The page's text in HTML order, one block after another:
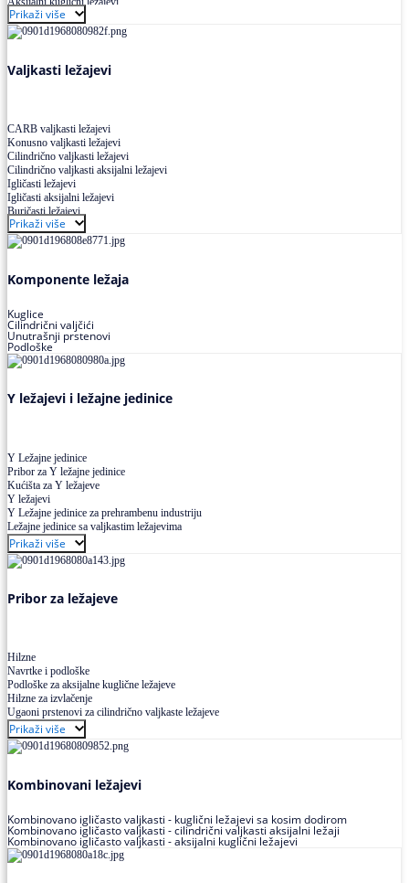
Kuglični ležajevi od nerđajućeg čelika
Prikaži više
Valjkasti ležajevi
CARB valjkasti ležajevi
Konusno valjkasti ležajevi
Cilindrično valjkasti ležajevi
Cilindrično valjkasti aksijalni ležajevi
Igličasti ležajevi
Igličasti aksijalni ležajevi
Buričasti ležajevi
Buričasti zaptiveni ležajevi
Buričasti aksijalni ležajevi
Prikaži više
Komponente ležaja
Kuglice
Cilindrični valjčići
Unutrašnji prstenovi
Podloške
Y ležajevi i ležajne jedinice
Y Ležajne jedinice
Pribor za Y ležajne jedinice
Kućišta za Y ležajeve
Y ležajevi
Y Ležajne jedinice za prehrambenu industriju
Ležajne jedinice sa valjkastim ležajevima
Prikaži više
Pribor za ležajeve
Hilzne
Navrtke i podloške
Podloške za aksijalne kuglične ležajeve
Hilzne za izvlačenje
Ugaoni prstenovi za cilindrično valjkaste ležajeve
Prikaži više
Kombinovani ležajevi
Kombinovano igličasto valjkasti - kuglični ležajevi sa kosim dodirom
Kombinovano igličasto valjkasti - cilindrični valjkasti aksijalni ležaji
Kombinovano igličasto valjkasti - aksijalni kuglični ležajevi